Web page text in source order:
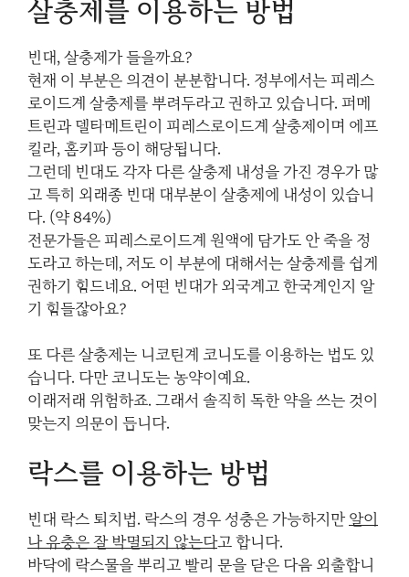
살충제를 이용하는 방법
빈대, 살충제가 들을까요?
현재 이 부분은 의견이 분분합니다. 정부에서는 피레스
로이드계 살충제를 뿌려두라고 권하고 있습니다. 퍼메
트린과 델타메트린이 피레스로이드계 살충제이며 에프
킬라, 홈키파 등이 해당됩니다.
그런데 빈대도 각자 다른 살충제 내성을 가진 경우가 많
고 특히 외래종 빈대 대부분이 살충제에 내성이 있습니
다. (약 84%)
전문가들은 피레스로이드계 원액에 담가도 안 죽을 정
도라고 하는데, 저도 이 부분에 대해서는 살충제를 쉽게
권하기 힘드네요. 어떤 빈대가 외국계고 한국계인지 알
기 힘들잖아요?
또 다른 살충제는 니코틴계 코니도를 이용하는 법도 있
습니다. 다만 코니도는 농약이예요.
이래저래 위험하죠. 그래서 솔직히 독한 약을 쓰는 것이
맞는지 의문이 듭니다.
락스를 이용하는 방법
빈대 락스 퇴치법. 락스의 경우 성충은 가능하지만 알이
나 유충은 잘 박멸되지 않는다고 합니다.
바닥에 락스물을 뿌리고 빨리 문을 닫은 다음 외출합니